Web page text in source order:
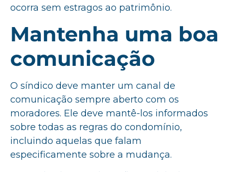
ocorra sem estragos ao patrimônio.
Mantenha uma boa
comunicação
O síndico deve manter um canal de
comunicação sempre aberto com os
moradores. Ele deve mantê-los informados
sobre todas as regras do condomínio,
incluindo aquelas que falam
especificamente sobre a mudança.